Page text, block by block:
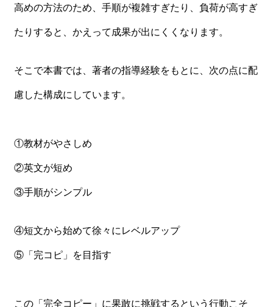
高めの方法のため、手順が複雑すぎたり、負荷が高すぎ
たりすると、かえって成果が出にくくなります。
そこで本書では、著者の指導経験をもとに、次の点に配
慮した構成にしています。
①教材がやさしめ
②英文が短め
③手順がシンプル
④短文から始めて徐々にレベルアップ
⑤「完コピ」を目指す
この「完全コピー」に果敢に挑戦するという行動こそ